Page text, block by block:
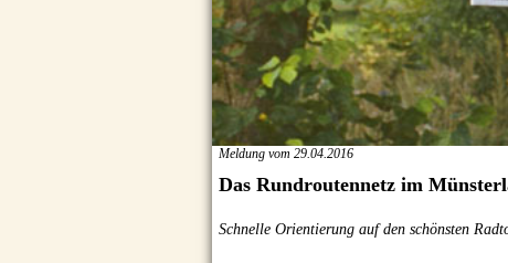
Meldung vom 29.04.2016
Das Rundroutennetz im
Schnelle Orientierung auf den schönsten